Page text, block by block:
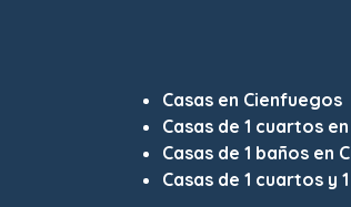
Casas en Cienfuegos
Casas de 1 cuartos
Casas de 1 baños en
Casas de 1 cuartos y